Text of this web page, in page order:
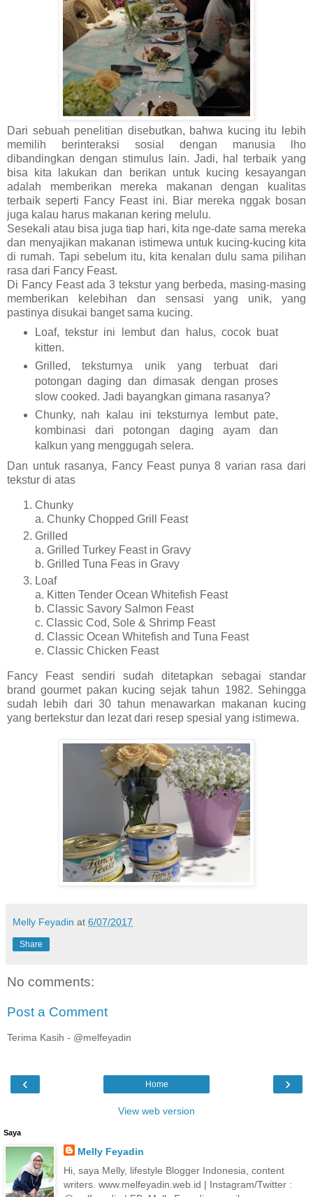
Dari sebuah penelitian disebutkan, bahwa kucing itu lebih
memilih berinteraksi sosial dengan manusia lho
dibandingkan dengan stimulus lain. Jadi, hal terbaik yang
bisa kita lakukan dan berikan untuk kucing kesayangan
adalah memberikan mereka makanan dengan kualitas
terbaik seperti Fancy Feast ini. Biar mereka nggak bosan
juga kalau harus makanan kering melulu.
Sesekali atau bisa juga tiap hari, kita nge-date sama mereka
dan menyajikan makanan istimewa untuk kucing-kucing kita
di rumah. Tapi sebelum itu, kita kenalan dulu sama pilihan
rasa dari Fancy Feast.
Di Fancy Feast ada 3 tekstur yang berbeda, masing-masing
memberikan kelebihan dan sensasi yang unik, yang
pastinya disukai banget sama kucing.
Loaf, tekstur ini lembut dan halus, cocok buat
kitten.
Grilled, teksturnya unik yang terbuat dari
potongan daging dan dimasak dengan proses
slow cooked. Jadi bayangkan gimana rasanya?
Chunky, nah kalau ini teksturnya lembut pate,
kombinasi dari potongan daging ayam dan
kalkun yang menggugah selera.
Dan untuk rasanya, Fancy Feast punya 8 varian rasa dari
tekstur di atas
Chunky
a. Chunky Chopped Grill Feast
Grilled
a. Grilled Turkey Feast in Gravy
b. Grilled Tuna Feas in Gravy
Loaf
a. Kitten Tender Ocean Whitefish Feast
b. Classic Savory Salmon Feast
c. Classic Cod, Sole & Shrimp Feast
d. Classic Ocean Whitefish and Tuna Feast
e. Classic Chicken Feast
Fancy Feast sendiri sudah ditetapkan sebagai standar
brand gourmet pakan kucing sejak tahun 1982. Sehingga
sudah lebih dari 30 tahun menawarkan makanan kucing
yang bertekstur dan lezat dari resep spesial yang istimewa.
Melly Feyadin at 6/07/2017
Share
No comments:
Post a Comment
Terima Kasih - @melfeyadin
‹ ›
Home
View web version
Saya
Melly Feyadin
Hi, saya Melly, lifestyle Blogger Indonesia, content
writers. www.melfeyadin.web.id | Instagram/Twitter :